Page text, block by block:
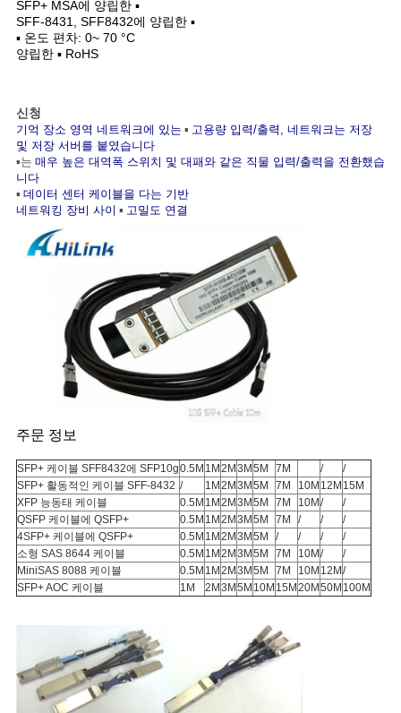
을
요
청
하
십
시
오
개
인
정
보
보
정
SFP+ MSA에 양립한 ▪
SFF-8431, SFF8432에 양립한 ▪
▪ 온도 편차: 0~ 70 °C
양립한 ▪ RoHS
신청
기억 장소 영역 네트워크에 있는 ▪ 고용량 입력/출력, 네트워크는 저장
및 저장 서버를 붙였습니다
▪는 매우 높은 대역폭 스위치 및 대패와 같은 직물 입력/출력을 전환했습
니다
▪ 데이터 센터 케이블을 다는 기반
네트워킹 장비 사이 ▪ 고밀도 연결
주문 정보
SFP+ 케이블 SFF8432에 SFP10g0.5M 1M2M3M5M 7M /
/
SFP+ 활동적인 케이블 SFF-8432 / 1M2M3M5M 7M 10M 12M 15M
XFP 능동태 케이블
0.5M 1M2M3M5M 7M 10M/
/
QSFP 케이블에 QSFP+
0.5M 1M2M3M5M 7M / /
/
4SFP+ 케이블에 QSFP+
0.5M 1M2M3M5M / / /
/
소형 SAS 8644 케이블
0.5M 1M2M3M5M 7M 10M/
/
MiniSAS 8088 케이블
0.5M 1M2M3M5M 7M 10M 12M/
SFP+ AOC 케이블
1M 2M3M5M 10M 15M20M50M 100M